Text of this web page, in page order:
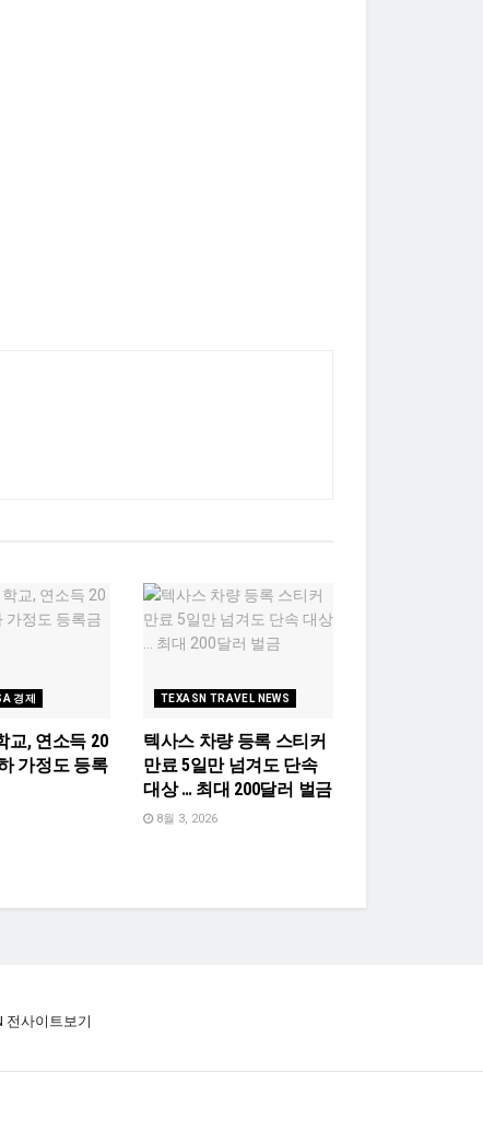
경제
교, 연소득 20
가정도 등록
TEXASN TRAVEL NEWS
텍사스 차량 등록 스티커
만료 5일만 넘겨도 단속
대상 … 최대 200달러 벌금
8월 3, 2026
전사이트보기